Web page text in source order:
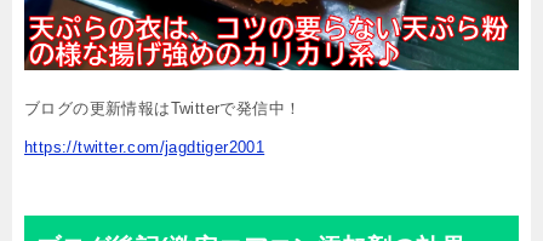
ブログの更新情報はTwitterで発信中！
https://twitter.com/jagdtiger2001